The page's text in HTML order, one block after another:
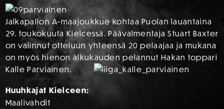
Jalkapallon A-maajoukkue kohtaa Puolan lauantaina
29. toukokuuta Kielcessä. Päävalmentaja Stuart Baxter
on valinnut otteluun yhteensä 20 pelaajaa ja mukana
on myös hienon alkukauden pelannut Hakan toppari
Kalle Parviainen.
Huuhkajat Kielceen:
Maalivahdit